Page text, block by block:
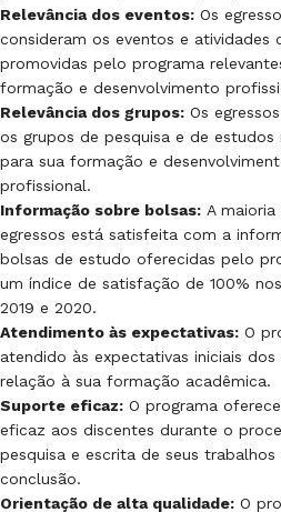
Relevância dos eventos: Os
consideram os eventos e atividades
promovidas pelo programa
formação e desenvolvimento
Relevância dos grupos: Os
os grupos de pesquisa e de estudos
para sua formação e
profissional.
Informação sobre bolsas: A maioria
egressos está satisfeita com a
bolsas de estudo oferecidas pelo
um índice de satisfação de 100%
2019 e 2020.
Atendimento às expectativas: O
atendido às expectativas iniciais dos
relação à sua formação acadêmica.
Suporte eficaz: O programa
eficaz aos discentes durante o
pesquisa e escrita de seus trabalhos
conclusão.
Orientação de alta qualidade: O